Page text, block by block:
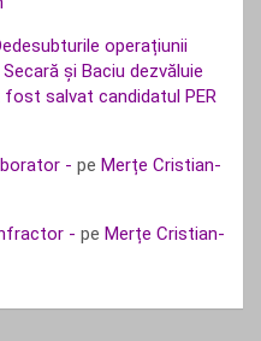
operațiunii
Secară și Baciu dezvăluie
salvat candidatul PER
- pe Merțe Cristian-
- pe Merțe Cristian-